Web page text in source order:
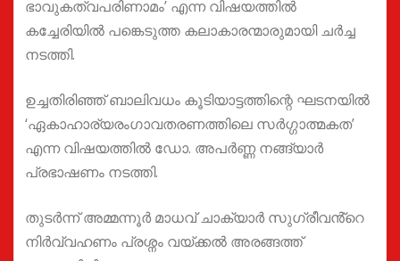
ഭാവുകത്വപരിണാമം’ എന്ന വിഷയത്തിൽ
കച്ചേരിയിൽ പങ്കെടുത്ത കലാകാരന്മാരുമായി ചർച്ച
നടത്തി.
ഉച്ചതിരിഞ്ഞ് ബാലിവധം കൂടിയാട്ടത്തിന്റെ ഘടനയിൽ
‘ഏകാഹാര്യരംഗാവതരണത്തിലെ സർഗ്ഗാത്മകത’
എന്ന വിഷയത്തിൽ ഡോ. അപർണ്ണ നങ്ങ്യാർ
പ്രഭാഷണം നടത്തി.
തുടർന്ന് അമ്മന്നൂർ മാധവ് ചാക്യാർ സുഗ്രീവൻ്റെ
നിർവ്വഹണം പ്രശ്നം വയ്ക്കൽ അരങ്ങത്ത്